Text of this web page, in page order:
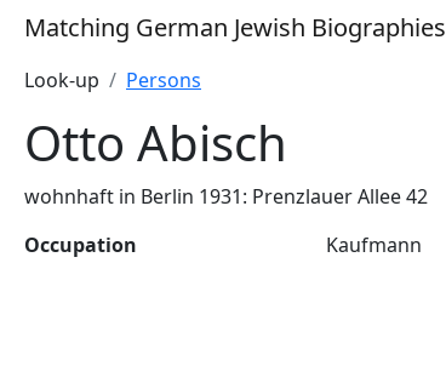
Matching German Jewish Biographies
Look-up
Persons
Otto Abisch
wohnhaft in Berlin 1931: Prenzlauer Allee 42
Occupation
Kaufmann